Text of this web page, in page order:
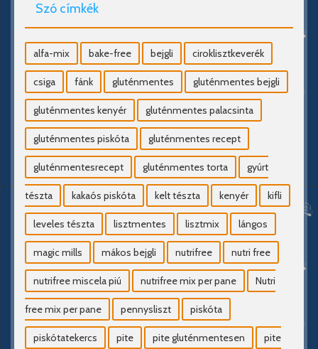
Szó címkék
alfa-mix bake-free bejgli ciroklisztkeverék
csiga fánk gluténmentes gluténmentes bejgli
gluténmentes kenyér gluténmentes palacsinta
gluténmentes piskóta gluténmentes recept
gluténmentesrecept gluténmentes torta gyúrt
tészta kakaós piskóta kelt tészta kenyér kifli
leveles tészta lisztmentes lisztmix lángos
magic mills mákos bejgli nutrifree nutri free
nutrifree miscela piú nutrifree mix per pane Nutri
free mix per pane pennysliszt piskóta
piskótatekercs pite pite gluténmentesen pite